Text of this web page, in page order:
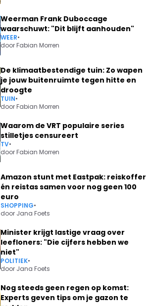
Weerman Frank Duboccage
waarschuwt: "Dit blijft aanhouden"
WEER•
doorFabian Morren
De klimaatbestendige tuin: Zo wapen
je jouw buitenruimte tegen hitte en
droogte
TUIN•
doorFabian Morren
Waarom de VRT populaire series
stilletjes censureert
TV•
doorFabian Morren
Amazon stunt met Eastpak: reiskoffer
én reistas samen voor nog geen 100
euro
SHOPPING•
door Jana Foets
Minister krijgt lastige vraag over
leefloners: "Die cijfers hebben we
niet"
POLITIEK•
door Jana Foets
Nog steeds geen regen op komst:
Experts geven tips om je gazon te